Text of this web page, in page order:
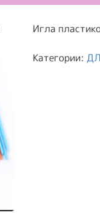
Игла
Категории: